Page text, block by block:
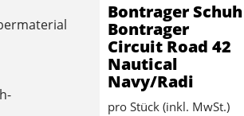
Bontrager Schuh
Bontrager
Circuit Road 42
Nautical
Navy/Radi
pro Stück (inkl. MwSt.)